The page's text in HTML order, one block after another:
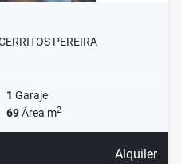
PEREIRA
1 Garaje
69Área m2
Alquiler